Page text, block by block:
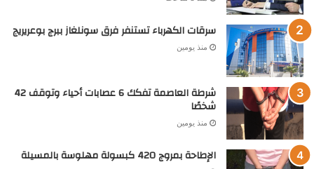
سرقات الكهرباء تستنفر فرق سونلغاز ببرج بوعريريج
منذ يومين
شرطة العاصمة تفكك 6 عصابات أحياء وتوقف 42
شخصًا
منذ يومين
الإطاحة بمروج 420 كبسولة مهلوسة بالمسيلة